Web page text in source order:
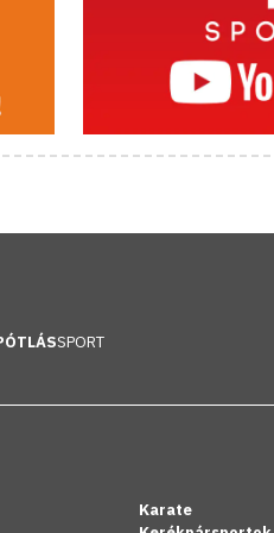
SPORT
Karate